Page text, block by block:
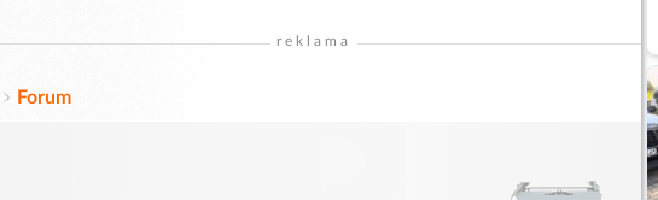
reklama
Forum